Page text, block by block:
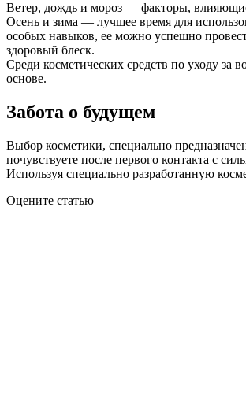
Ветер, дождь и мороз — факторы,
Осень и зима — лучшее время для
особых навыков, ее можно успешно
здоровый блеск.
Среди косметических средств по уходу за
основе.
Забота о будущем
Выбор косметики, специально
почувствуете после первого контакта с
Используя специально разработанную
Оцените статью